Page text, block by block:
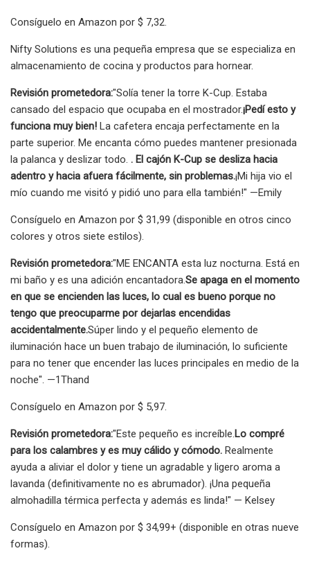
Consíguelo en Amazon por $ 7,32.
Nifty Solutions es una pequeña empresa que se especializa en
almacenamiento de cocina y productos para hornear.
Revisión prometedora:"Solía ​​tener la torre K-Cup. Estaba
cansado del espacio que ocupaba en el mostrador.¡Pedí esto y
funciona muy bien! La cafetera encaja perfectamente en la
parte superior. Me encanta cómo puedes mantener presionada
la palanca y deslizar todo. . El cajón K-Cup se desliza hacia
adentro y hacia afuera fácilmente, sin problemas.¡Mi hija vio el
mío cuando me visitó y pidió uno para ella también!" —Emily
Consíguelo en Amazon por $ 31,99 (disponible en otros cinco
colores y otros siete estilos).
Revisión prometedora:"ME ENCANTA esta luz nocturna. Está en
mi baño y es una adición encantadora.Se apaga en el momento
en que se encienden las luces, lo cual es bueno porque no
tengo que preocuparme por dejarlas encendidas
accidentalmente.Súper lindo y el pequeño elemento de
iluminación hace un buen trabajo de iluminación, lo suficiente
para no tener que encender las luces principales en medio de la
noche". —1Thand
Consíguelo en Amazon por $ 5,97.
Revisión prometedora:"Este pequeño es increíble.Lo compré
para los calambres y es muy cálido y cómodo. Realmente
ayuda a aliviar el dolor y tiene un agradable y ligero aroma a
lavanda (definitivamente no es abrumador). ¡Una pequeña
almohadilla térmica perfecta y además es linda!" — Kelsey
Consíguelo en Amazon por $ 34,99+ (disponible en otras nueve
formas).